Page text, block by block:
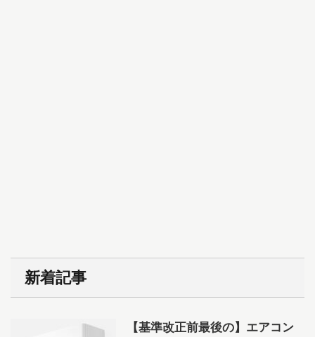
新着記事
【基準改正前最後の】エアコン